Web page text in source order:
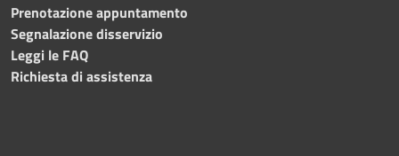
Prenotazione appuntamento
Segnalazione disservizio
Leggi le FAQ
Richiesta di assistenza